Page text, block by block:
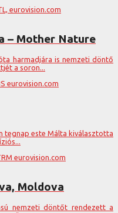
– Mother Nature
harmadjára is nemzeti döntő
a soron...
tegnap este Málta kiválasztotta
Moldova
nemzeti döntőt rendezett a